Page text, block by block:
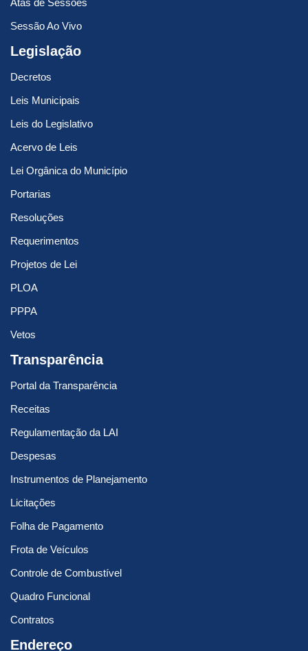
Atas de Sessões
Sessão Ao Vivo
Legislação
Decretos
Leis Municipais
Leis do Legislativo
Acervo de Leis
Lei Orgânica do Município
Portarias
Resoluções
Requerimentos
Projetos de Lei
PLOA
PPPA
Vetos
Transparência
Portal da Transparência
Receitas
Regulamentação da LAI
Despesas
Instrumentos de Planejamento
Licitações
Folha de Pagamento
Frota de Veículos
Controle de Combustível
Quadro Funcional
Contratos
Endereço